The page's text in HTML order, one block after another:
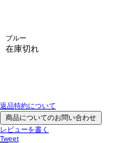
ブルー
在庫切れ
返品特約について
商品についてのお問い合わせ
レビューを書く
Tweet